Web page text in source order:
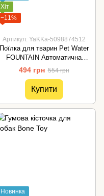
Хіт
−11%
Артикул: YaKKa-5098874512
Поїлка для тварин Pet Water
FOUNTAIN Автоматична
напувалка - фонтан
494 грн 554 грн
Купити
Новинка